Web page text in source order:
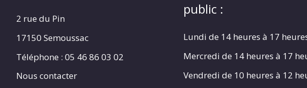
2 rue du Pin
17150 Semoussac
Téléphone : 05 46 86 03 02
Nous contacter
public :
Lundi de 14 heures à 17
Mercredi de 14 heures à 17
Vendredi de 10 heures à 12